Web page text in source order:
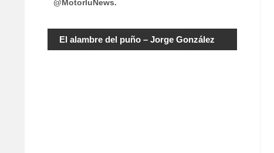
@MotorluNews.
El alambre del puño – Jorge González